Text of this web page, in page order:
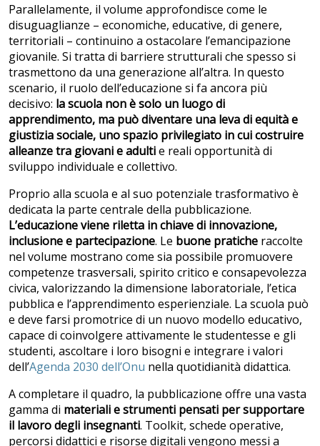
Parallelamente, il volume approfondisce come le
disuguaglianze – economiche, educative, di genere,
territoriali – continuino a ostacolare l’emancipazione
giovanile. Si tratta di barriere strutturali che spesso si
trasmettono da una generazione all’altra. In questo
scenario, il ruolo dell’educazione si fa ancora più
decisivo: la scuola non è solo un luogo di
apprendimento, ma può diventare una leva di equità e
giustizia sociale, uno spazio privilegiato in cui costruire
alleanze tra giovani e adultie reali opportunità di
sviluppo individuale e collettivo.
Proprio alla scuola e al suo potenziale trasformativo è
dedicata la parte centrale della pubblicazione.
L’educazione viene riletta in chiave di innovazione,
inclusione e partecipazione. Le buone pratiche raccolte
nel volume mostrano come sia possibile promuovere
competenze trasversali, spirito critico e consapevolezza
civica, valorizzando la dimensione laboratoriale, l’etica
pubblica e l’apprendimento esperienziale. La scuola può
e deve farsi promotrice di un nuovo modello educativo,
capace di coinvolgere attivamente le studentesse e gli
studenti, ascoltare i loro bisogni e integrare i valori
dell’Agenda 2030 dell’Onu nella quotidianità didattica.
A completare il quadro, la pubblicazione offre una vasta
gamma di materiali e strumenti pensati per supportare
il lavoro degli insegnanti. Toolkit, schede operative,
percorsi didattici e risorse digitali vengono messi a